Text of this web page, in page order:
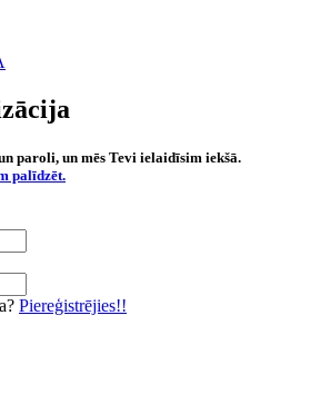
paroli, un mēs Tevi ielaidīsim iekšā.
palīdzēt.
Piereģistrējies!!